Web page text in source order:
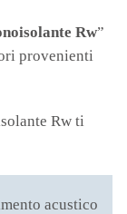
Rw”
provenienti
Rw ti
acustico